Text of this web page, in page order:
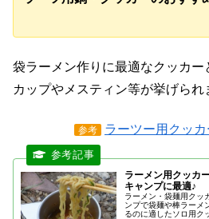
袋ラーメン作りに最適なクッカ
カップやメスティン等が挙げられ
参考 ラーツー用クッ
ラーメン用クッカ
キャンプに最適♪
ラーメン・袋麺用クッ
ンプで袋麺や棒ラーメ
るのに適したソロ用ク